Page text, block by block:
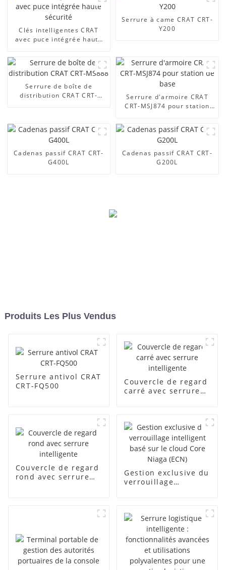
Clés intelligentes CRAT
avec puce intégrée haute
Serrure à came CRAT CRT-
Y200
Serrure de boîte de
distribution CRAT CRT-
Serrure d'armoire CRAT
CRT-MSJ874 pour station
Cadenas passif CRAT CRT-
G400L
Cadenas passif CRAT CRT-
G200L
Produits Les Plus Vendus
Serrure antivol CRAT
CRT-FQ500
Couvercle de regard
carré avec serrure
Couvercle de regard
rond avec serrure
Gestion exclusive du
verrouillage